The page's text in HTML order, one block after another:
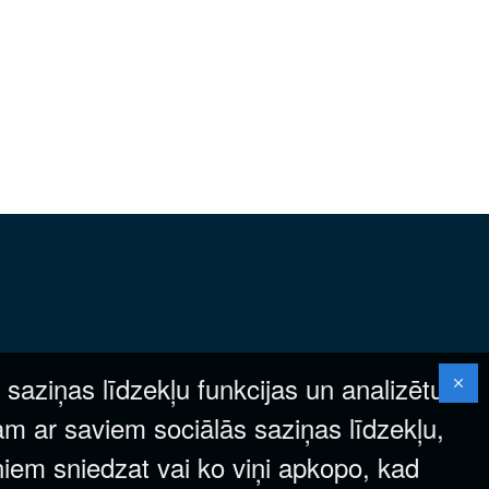
līdzekļu funkcijas un analizētu
ar saviem sociālās saziņas līdzekļu,
sniedzat vai ko viņi apkopo, kad